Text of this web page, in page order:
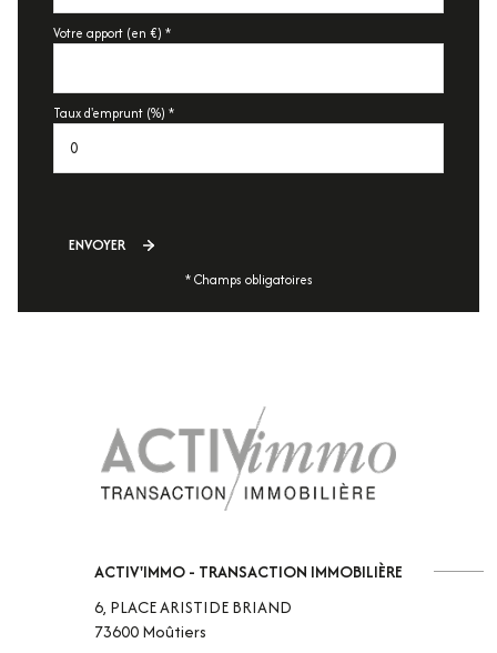
Votre apport (en €) *
Taux d'emprunt (%) *
ENVOYER
* Champs obligatoires
ACTIV'IMMO - TRANSACTION IMMOBILIÈRE
6, PLACE ARISTIDE BRIAND
73600Moûtiers